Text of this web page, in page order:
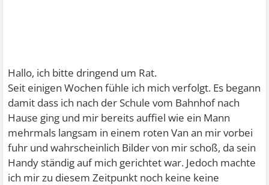
Hallo, ich bitte dringend um Rat.
Seit einigen Wochen fühle ich mich verfolgt. Es begann
damit dass ich nach der Schule vom Bahnhof nach
Hause ging und mir bereits auffiel wie ein Mann
mehrmals langsam in einem roten Van an mir vorbei
fuhr und wahrscheinlich Bilder von mir schoß, da sein
Handy ständig auf mich gerichtet war. Jedoch machte
ich mir zu diesem Zeitpunkt noch keine keine